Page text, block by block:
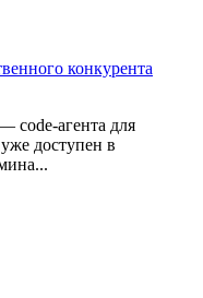
конкурента
code-агента для
доступен в